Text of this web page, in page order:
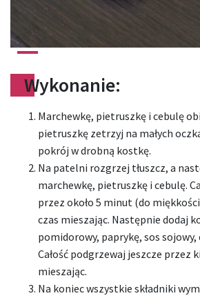
Wykonanie:
Marchewkę, pietruszkę i cebulę
pietruszkę zetrzyj na małych
pokrój w drobną kostkę.
Na patelni rozgrzej tłuszcz, a
marchewkę, pietruszkę i cebulę.
przez około 5 minut (do
czas mieszając. Następnie dodaj
pomidorowy, paprykę, sos sojowy,
Całość podgrzewaj jeszcze przez
mieszając.
Na koniec wszystkie składniki